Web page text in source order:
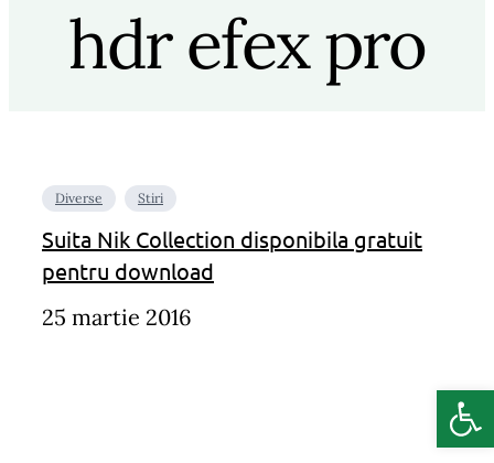
hdr efex pro
Diverse Stiri
Suita Nik Collection disponibila gratuit
pentru download
25 martie 2016